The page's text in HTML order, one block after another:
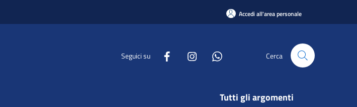
Accedi all'area personale
Seguici su Cerca
Tutti gli argomenti